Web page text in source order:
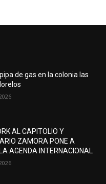
de gas en la colonia las
AL CAPITOLIO Y
ZAMORA PONE A
AGENDA INTERNACIONAL